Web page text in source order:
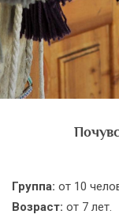
Группа: от 10
Возраст: от 7 лет.